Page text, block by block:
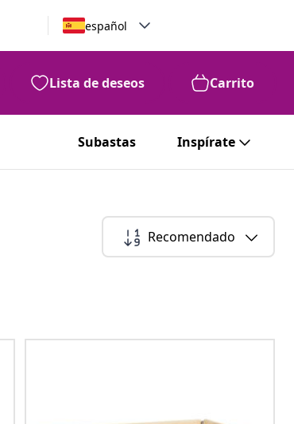
español
Lista de deseos Carrito
Subastas Inspírate
Recomendado